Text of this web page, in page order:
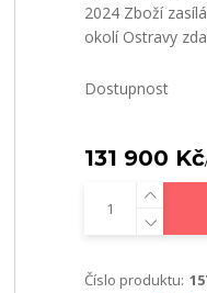
2024 Zboží
okolí Ostravy
Dostupnost
131 900 Kč
Číslo produktu: